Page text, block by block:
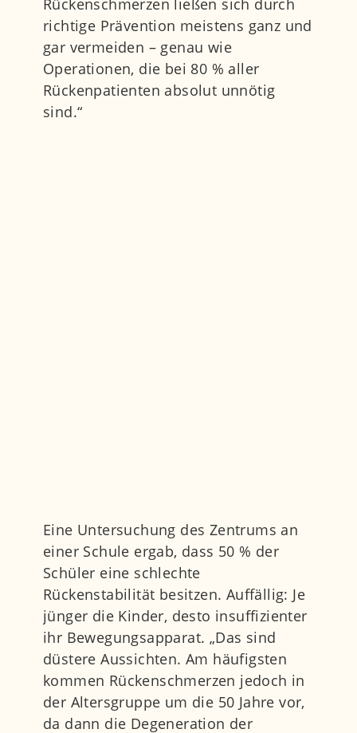
Rückenschmerzen ließen sich durch
richtige Prävention meistens ganz und
gar vermeiden – genau wie
Operationen, die bei 80 % aller
Rückenpatienten absolut unnötig
sind.“
Eine Untersuchung des Zentrums an
einer Schule ergab, dass 50 % der
Schüler eine schlechte
Rückenstabilität besitzen. Auffällig: Je
jünger die Kinder, desto insuffizienter
ihr Bewegungsapparat. „Das sind
düstere Aussichten. Am häufigsten
kommen Rückenschmerzen jedoch in
der Altersgruppe um die 50 Jahre vor,
da dann die Degeneration der